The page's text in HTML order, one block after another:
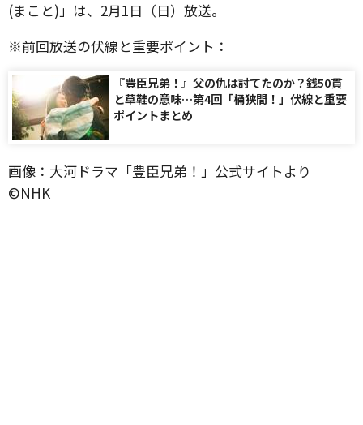
(まこと)」は、2月1日（日）放送。
※前回放送の伏線と重要ポイント：
『豊臣兄弟！』父の仇は討てたのか？銭50貫
と草鞋の意味…第4回「桶狭間！」伏線と重要
ポイントまとめ
画像：大河ドラマ「豊臣兄弟！」公式サイトより
©️NHK